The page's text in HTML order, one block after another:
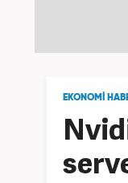
EKONOMİ